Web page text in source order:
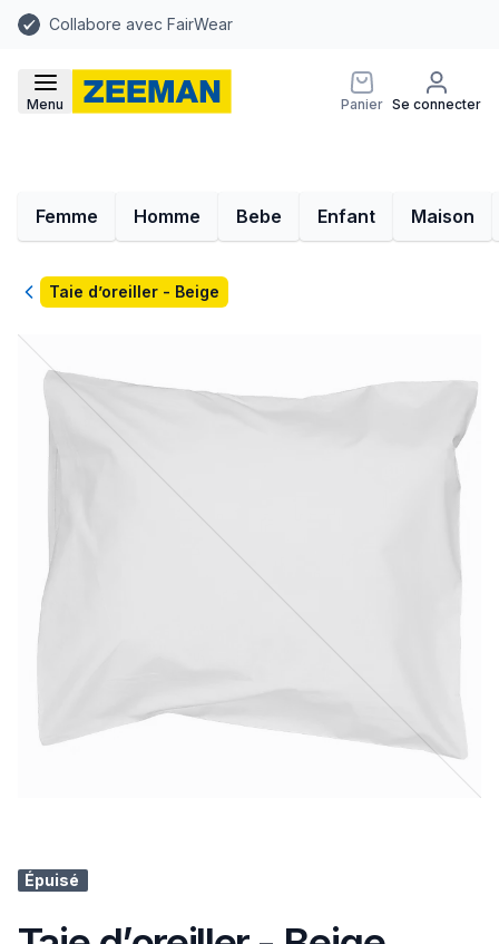
Collabore avec FairWear
Menu Panier Se connecter
Femme Homme Bebe Enfant Maison
RetourTaie d’oreiller - Beige
Épuisé